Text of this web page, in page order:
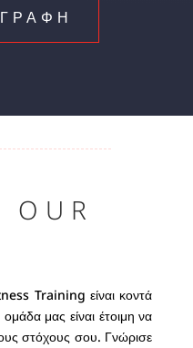
OUR
Training είναι κοντά
μας είναι έτοιμη να
στόχους σου. Γνώρισε